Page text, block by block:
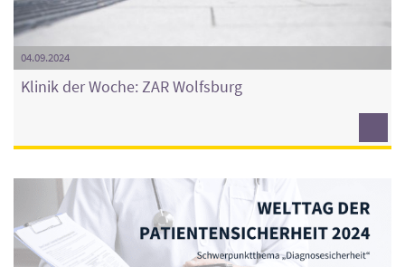
04.09.2024
Klinik der Woche: ZAR Wolfsburg